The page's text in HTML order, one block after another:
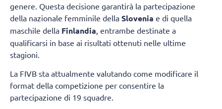
genere. Questa decisione garantirà la partecipazione
della nazionale femminile della Slovenia e di quella
maschile della Finlandia , entrambe destinate a
qualificarsi in base ai risultati ottenuti nelle ultime
stagioni.
La FIVB sta attualmente valutando come modificare il
format della competizione per consentire la
partecipazione di 19 squadre.